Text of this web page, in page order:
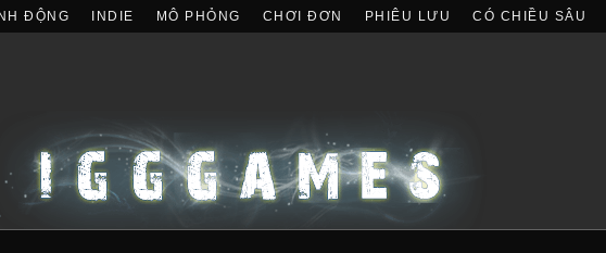
ĐỘNG INDIE MÔ PHỎNG CHƠI ĐƠN PHIÊU LƯU CÓ CHIỀU SÂU